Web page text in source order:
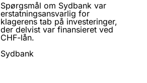
Spørgsmål om Sydbank var
erstatningsansvarlig for
klagerens tab på investeringer,
der delvist var finansieret ved
CHF-lån.
Sydbank